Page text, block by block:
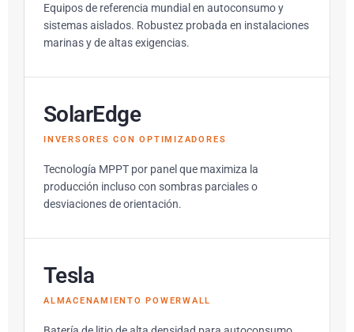
Equipos de referencia mundial en autoconsumo y
sistemas aislados. Robustez probada en instalaciones
marinas y de altas exigencias.
SolarEdge
INVERSORES CON OPTIMIZADORES
Tecnología MPPT por panel que maximiza la
producción incluso con sombras parciales o
desviaciones de orientación.
Tesla
ALMACENAMIENTO POWERWALL